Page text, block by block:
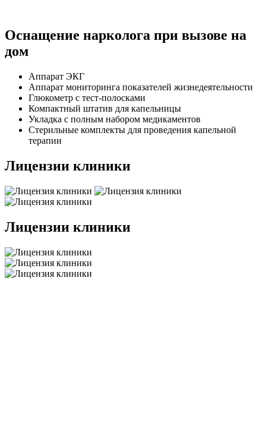
Оснащение нарколога при вызове на
дом
Аппарат ЭКГ
Аппарат мониторинга показателей жизнедеятельности
Глюкометр с тест-полосками
Компактный штатив для капельницы
Укладка с полным набором медикаментов
Стерильные комплекты для проведения капельной
терапии
Лицензии клиники
Лицензии клиники